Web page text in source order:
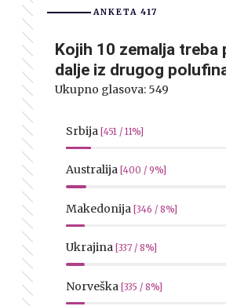
ANKETA 417
Kojih 10 zemalja treba
dalje iz drugog
Ukupno glasova: 549
Srbija [451 / 11%]
Australija [400 / 9%]
Makedonija [346 / 8%]
Ukrajina [337 / 8%]
Norveška [335 / 8%]